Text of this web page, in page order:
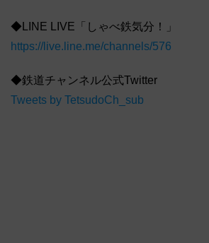
◆LINE LIVE「しゃべ鉄気分！」
https://live.line.me/channels/576
◆鉄道チャンネル公式Twitter
Tweets by TetsudoCh_sub